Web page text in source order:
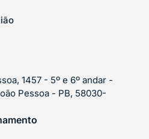
1457 - 5º e 6º andar -
Pessoa - PB, 58030-